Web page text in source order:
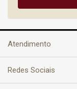
Atendimento
Redes Sociais